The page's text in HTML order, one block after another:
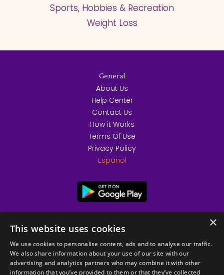
Sports, Hobbies & Recreation
Weight Loss
General
About Us
Help Center
Contact Us
How it Works
Terms Of Use
Privacy Policy
Español
×
This website uses cookies
We use cookies to personalise content, ads and to analyse our traffic.
We also share information about your use of our site with our
advertising and analytics partners who may combine it with other
information that you’ve provided to them or that they’ve collected